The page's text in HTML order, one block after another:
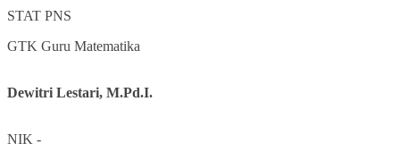
STAT PNS
GTK Guru Matematika
Dewitri Lestari, M.Pd.I.
NIK -